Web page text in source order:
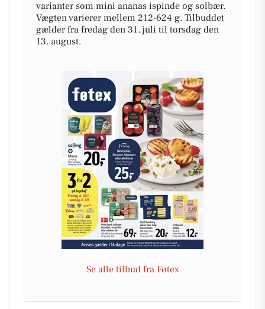
varianter som mini ananas ispinde og solbær.
Vægten varierer mellem 212-624 g. Tilbuddet
gælder fra fredag den 31. juli til torsdag den
13. august.
Se alle tilbud fra Føtex